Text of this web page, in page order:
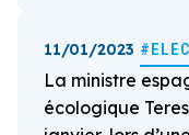
11/01/2023
La ministre
écologique